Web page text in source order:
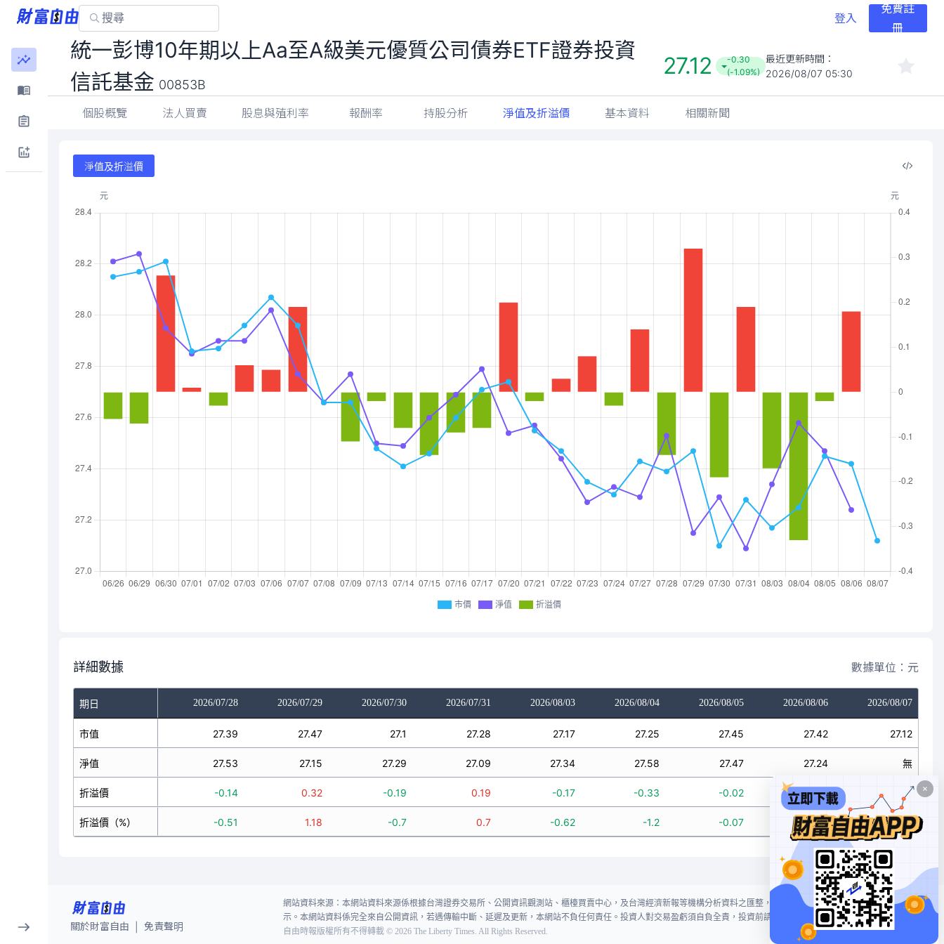
登入
免費註
冊
統一彭博10年期以上Aa至A級美元優質公司債券ETF證券投資
信託基金 00853B
27.12
-0.30
(-1.09%)
最近更新時間：
2026/08/07 05:30
個股概覽 法人買賣 股息與殖利率 報酬率 持股分析 淨值及折溢價 基本資料 相關新聞
淨值及折溢價
市價 淨值 折溢價
詳細數據 數據單位：元
期日 2026/07/28 2026/07/29 2026/07/30 2026/07/31 2026/08/03 2026/08/04 2026/08/05 2026/08/06 2026/08/07
市值
淨值
折溢價
折溢價（%）
27.39 27.47 27.1 27.28 27.17 27.25 27.45 27.42 27.12
27.53 27.15 27.29 27.09 27.34 27.58 27.47 27.24 無
-0.14 0.32 -0.19 0.19 -0.17 -0.33 -0.02 0.18 無
-0.51 1.18 -0.7 0.7 -0.62 -1.2 -0.07 0.66 無
關於財富自由 免責聲明
網站資料來源：本網站資料來源係根據台灣證券交易所、公開資訊觀測站、櫃檯買賣中心，及台灣經濟新報等機構分析資料之匯整，本網站對投資人買賣不作任何建議或暗
示。本網站資料係完全來自公開資訊，若遇傳輸中斷、延遲及更新，本網站不負任何責任。投資人對交易盈虧須自負全責，投資前請謹慎評估風險。
自由時報版權所有不得轉載 © 2026 The Liberty Times. All Rights Reserved.